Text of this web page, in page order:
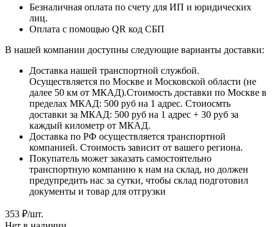
Безналичная оплата по счету для ИП и юридических
лиц.
Оплата с помощью QR код СБП
В нашей компании доступны следующие варианты доставки:
Доставка нашей транспортной службой.
Осуществляется по Москве и Московской области (не
далее 50 км от МКАД).Стоимость доставки по Москве в
пределах МКАД: 500 руб на 1 адрес. Стоиосмть
доставки за МКАД: 500 руб на 1 адрес + 30 руб за
каждый километр от МКАД.
Доставка по РФ осуществляется транспортной
компанией. Стоимость зависит от вашего региона.
Покупатель может заказать самостоятельно
транспортную компанию к нам на склад, но должен
предупредить нас за сутки, чтобы склад подготовил
документы и товар для отгрузки
353 ₽/шт.